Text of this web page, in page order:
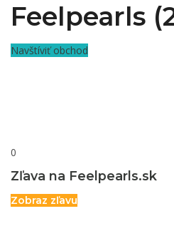
Feelpearls
Navštíviť obchod
0
Zľava na Feelpearls.sk
Zobraz zľavu